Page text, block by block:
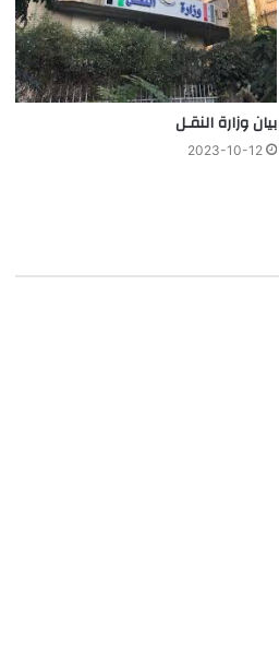
بيان وزارة النقـل
2023-10-12